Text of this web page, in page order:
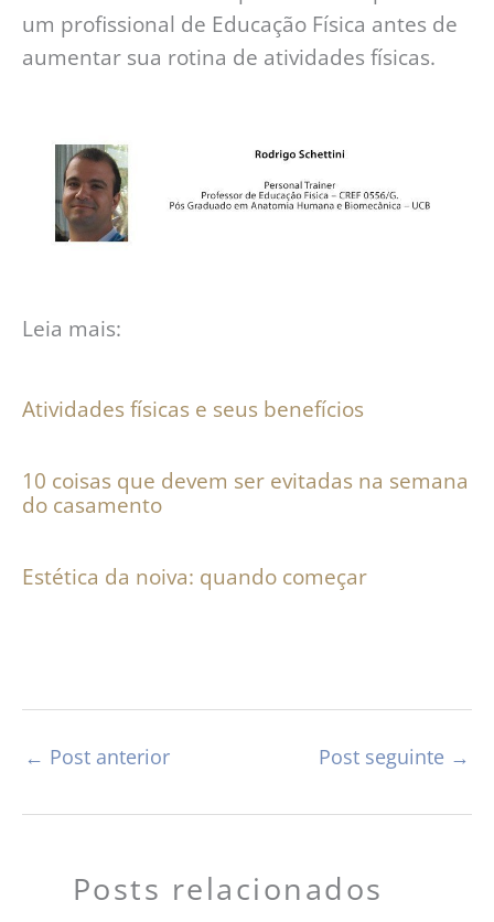
um profissional de Educação Física antes de
aumentar sua rotina de atividades físicas.
Leia mais:
Atividades físicas e seus benefícios
10 coisas que devem ser evitadas na semana
do casamento
Estética da noiva: quando começar
← Post anterior Post seguinte →
Posts relacionados